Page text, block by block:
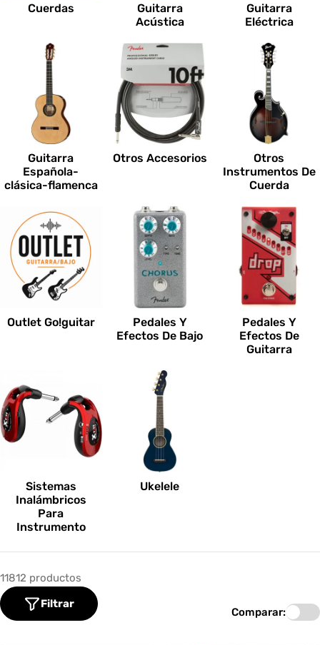
Cuerdas
Guitarra
Acústica
Guitarra
Eléctrica
Guitarra
Española-
clásica-flamenca
Otros Accesorios
Otros
Instrumentos De
Cuerda
Outlet Go!guitar
Pedales Y
Efectos De Bajo
Pedales Y
Efectos De
Guitarra
Sistemas
Inalámbricos
Para
Instrumento
Ukelele
11812 productos
Filtrar
Comparar: